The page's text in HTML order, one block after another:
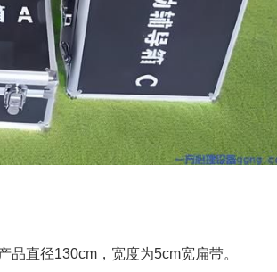
直径130cm，宽度为5cm宽扁带。